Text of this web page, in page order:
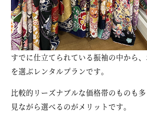
すでに仕立てられている振袖の中から
を選ぶレンタルプランです。
比較的リーズナブルな価格帯のものも
見ながら選べるのがメリットです。